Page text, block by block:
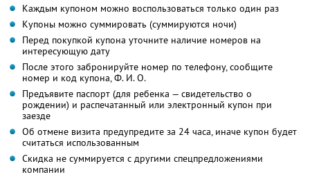
Каждым купоном можно воспользоваться только один раз
Купоны можно суммировать (суммируются ночи)
Перед покупкой купона уточните наличие номеров на
интересующую дату
После этого забронируйте номер по телефону, сообщите
номер и код купона, Ф. И. О.
Предъявите паспорт (для ребенка — свидетельство о
рождении) и распечатанный или электронный купон при
заезде
Об отмене визита предупредите за 24 часа, иначе купон будет
считаться использованным
Скидка не суммируется с другими спецпредложениями
компании